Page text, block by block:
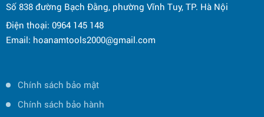
Số 838 đường Bạch Đằng, phường Vĩnh Tuy, TP. Hà Nội
Điện thoại: 0964 145 148
Email: hoanamtools2000@gmail.com
Chính sách bảo mật
Chính sách bảo hành